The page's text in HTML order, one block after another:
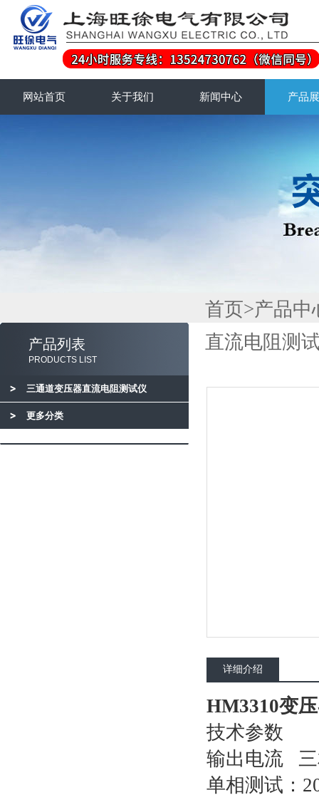
网站首页 关于我们 新闻中心 产品
产品列表
PRODUCTS LIST
三通道变压器直流电阻测试仪
更多分类
首页>产品中
直流电阻测
详细介绍
HM3310变
技术参数
输出电流 三
单相测试：